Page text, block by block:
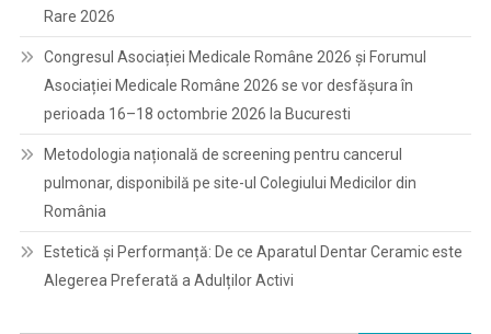
Rare 2026
Congresul Asociației Medicale Române 2026 și Forumul
Asociației Medicale Române 2026 se vor desfășura în
perioada 16–18 octombrie 2026 la Bucuresti
Metodologia națională de screening pentru cancerul
pulmonar, disponibilă pe site-ul Colegiului Medicilor din
România
Estetică și Performanță: De ce Aparatul Dentar Ceramic este
Alegerea Preferată a Adulților Activi